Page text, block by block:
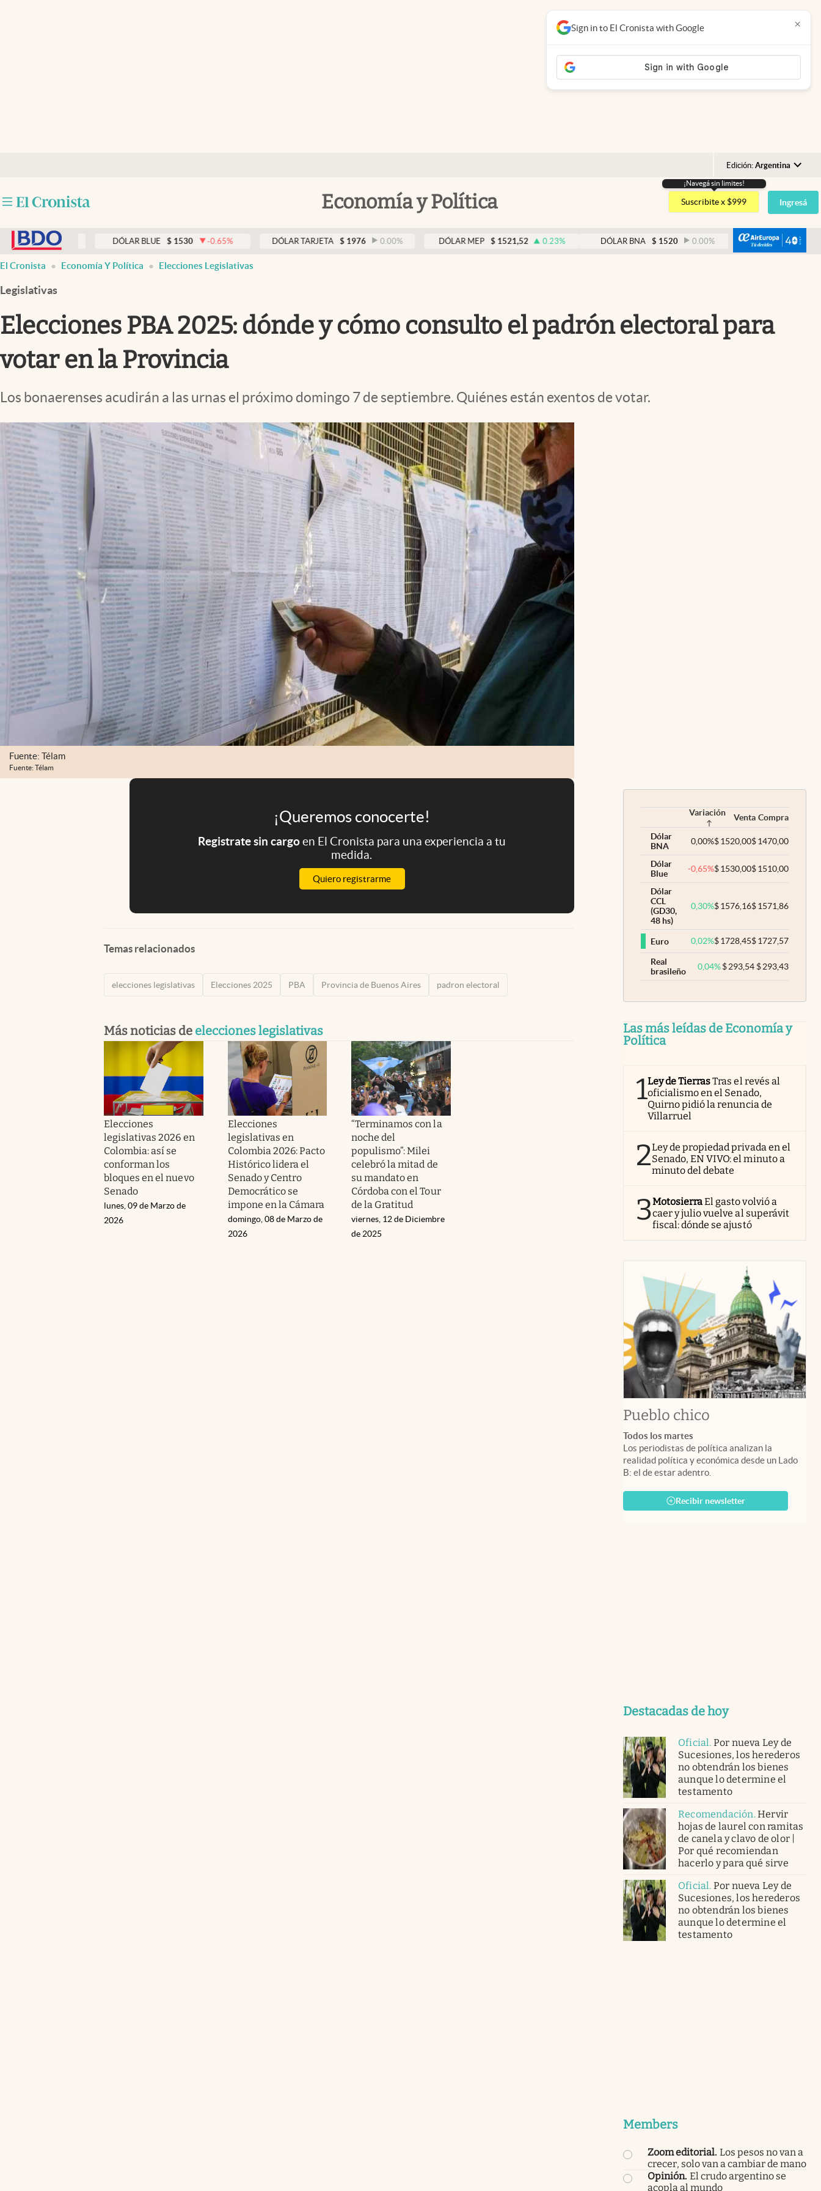
Edición: Argentina
Argentina
España
México
USA
Economía y Política
Otras secciones
Clima
Mundial 2026
El Cronista Studio
abre en nueva pestaña
¡Navegá sin limites!
Suscribite x $999 Ingresá
0.00% DÓLAR BLUE $ 1530 -0.65 DÓLAR TARJETA $ 1976 0.00% DÓLAR MEP $ 1521,52 0.23% DÓLAR BNA $ 1520 0.00% DÓLAR BLUE $ 1530
Sign in to El Cronista with Google ×
El Cronista Economía Y Política Elecciones Legislativas
Legislativas
Elecciones PBA 2025: dónde y cómo consulto el padrón electoral para
votar en la Provincia
Los bonaerenses acudirán a las urnas el próximo domingo 7 de septiembre. Quiénes están exentos de votar.
Fuente: Télam
Fuente: Télam
¡Queremos conocerte!
Registrate sin cargoen El Cronista para una experiencia a tu
medida.
Quiero registrarme
Temas relacionados
elecciones legislativas Elecciones 2025 PBA Provincia de Buenos Aires padron electoral
Más noticias de elecciones legislativas
Elecciones
legislativas 2026 en
Colombia: así se
conforman los
bloques en el nuevo
Senado
lunes, 09 de Marzo de
2026
Elecciones
legislativas en
Colombia 2026: Pacto
Histórico lidera el
Senado y Centro
Democrático se
impone en la Cámara
domingo, 08 de Marzo de
2026
“Terminamos con la
noche del
populismo”: Milei
celebró la mitad de
su mandato en
Córdoba con el Tour
de la Gratitud
viernes, 12 de Diciembre
de 2025
Variación Venta Compra
Dólar
BNA
0,00%$1520,00$1470,00
Dólar
Blue
-0,65%$1530,00$1510,00
Dólar
CCL
(GD30,
48 hs)
0,30%$1576,16$1571,86
Euro 0,02%$1728,45$1727,57
Real
brasileño
0,04% $293,54 $293,43
Las más leídas de Economía y
Política
1Ley de TierrasTras el revés al
oficialismo en el Senado,
Quirno pidió la renuncia de
Villarruel
2Ley de propiedad privada en el
Senado, EN VIVO: el minuto a
minuto del debate
3MotosierraEl gasto volvió a
caer y julio vuelve al superávit
fiscal: dónde se ajustó
Pueblo chico
Todos los martes
Los periodistas de política analizan la
realidad política y económica desde un Lado
B: el de estar adentro.
Recibir newsletter
Destacadas de hoy
Oficial. Por nueva Ley de
Sucesiones, los herederos
no obtendrán los bienes
aunque lo determine el
testamento
Recomendación.Hervir
hojas de laurel con ramitas
de canela y clavo de olor |
Por qué recomiendan
hacerlo y para qué sirve
Oficial. Por nueva Ley de
Sucesiones, los herederos
no obtendrán los bienes
aunque lo determine el
testamento
Members
Zoom editorial. Los pesos no van a
crecer, solo van a cambiar de mano
Opinión. El crudo argentino se
acopla al mundo